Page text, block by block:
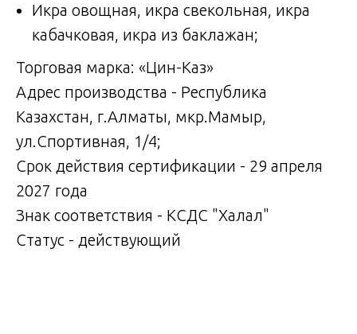
Икра овощная, икра свекольная, икра
кабачковая, икра из баклажан;
Торговая марка: «Цин-Каз»
Адрес производства - Республика
Казахстан, г.Алматы, мкр.Мамыр,
ул.Спортивная, 1/4;
Срок действия сертификации - 29 апреля
2027 года
Знак соответствия - КСДС "Халал"
Статус - действующий